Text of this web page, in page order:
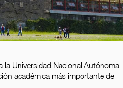
la Universidad Nacional Autónoma
académica más importante de